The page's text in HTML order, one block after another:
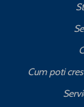
Cum poti